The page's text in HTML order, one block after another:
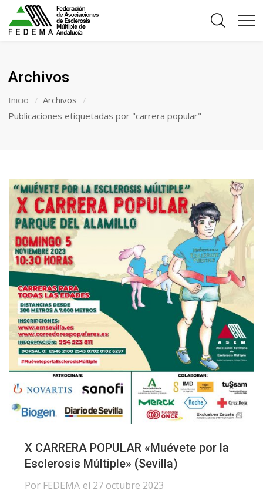
Archivos
Inicio
Archivos
Publicaciones etiquetadas por "carrera popular"
X CARRERA POPULAR «Muévete por la
Esclerosis Múltiple» (Sevilla)
Por FEDEMA el 27 octubre 2023